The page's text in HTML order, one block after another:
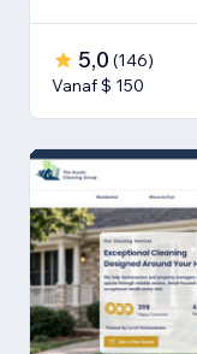
5,0 (146)
Vanaf $ 150